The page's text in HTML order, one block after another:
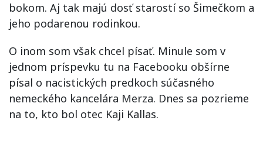
bokom. Aj tak majú dosť starostí so Šimečkom a
jeho podarenou rodinkou.
O inom som však chcel písať. Minule som v
jednom príspevku tu na Facebooku obšírne
písal o nacistických predkoch súčasného
nemeckého kancelára Merza. Dnes sa pozrieme
na to, kto bol otec Kaji Kallas.